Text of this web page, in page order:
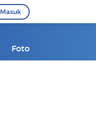
Masuk
Foto